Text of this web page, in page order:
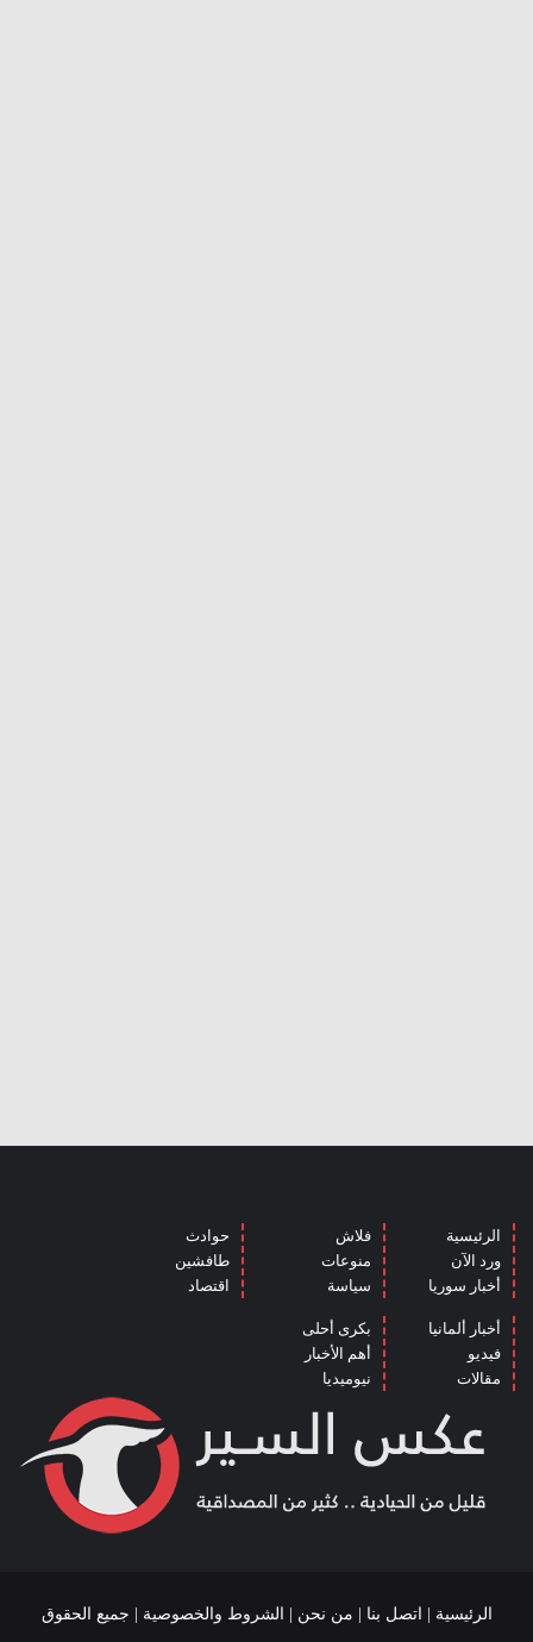
الرئيسية
ورد الآن
أخبار سوريا
فلاش
منوعات
سياسة
حوادث
طافشين
اقتصاد
أخبار ألمانيا
فيديو
مقالات
بكرى أحلى
أهم الأخبار
نيوميديا
الرئيسية اتصل بنا من نحن الشروط والخصوصية | جميع الحقوق